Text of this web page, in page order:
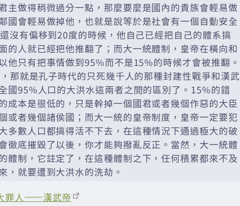
主做得稍微過分一點，那麼要麼是國內的貴族會輕易做
國會輕易做掉他，也就是說等於是社會有一個自動安全
沒有偏移到20度的時候，他自己已經把自己的體系搞
的人就已經把他推翻了；而大一統體制，皇帝在橫向和
他只有把事情做到95%而不是15%的時候才會被推翻。
那就是孔子時代的只死幾千人的那種封建性戰爭和漢武
國95%人口的大洪水這兩者之間的區別了。15%的錯
成本是很低的，只是幹掉一個國君或者幾個作惡的大臣
或者幾個諸侯國；而大一統的皇帝制度，皇帝一定要犯
多數人口都搞得活不下去，在這種情況下通過極大的破
徹底摧毀了以後，你才能夠撥亂反正。當然，大一統體
體制，它註定了，在這種體制之下，任何積累都來不及
，就要遭到大洪水的洗劫。
罪人——漢武帝